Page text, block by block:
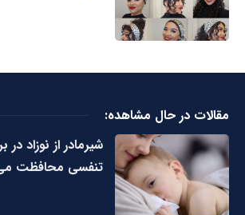
مقالات در حال مشاهده:
شیرمادر از نوزاد
تنفسی محافظت